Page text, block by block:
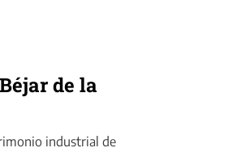
de la
industrial de